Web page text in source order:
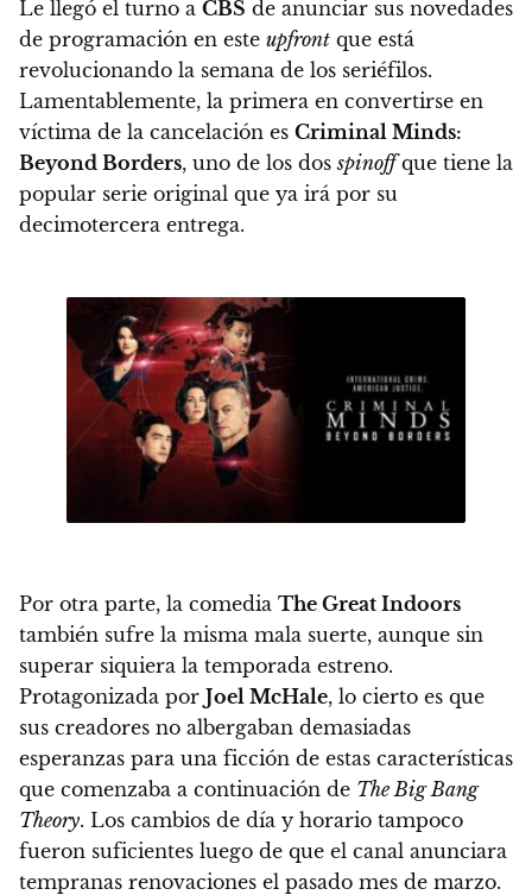
Le llegó el turno a CBS de anunciar sus novedades
de programación en este upfront que está
revolucionando la semana de los seriéfilos.
Lamentablemente, la primera en convertirse en
víctima de la cancelación es Criminal Minds:
Beyond Borders, uno de los dosspinoffque tiene la
popular serie original que ya irá por su
decimotercera entrega.
Por otra parte, la comedia The Great Indoors
también sufre la misma mala suerte, aunque sin
superar siquiera la temporada estreno.
Protagonizada por Joel McHale, lo cierto es que
sus creadores no albergaban demasiadas
esperanzas para una ficción de estas características
que comenzaba a continuación de The Big Bang
Theory. Los cambios de día y horario tampoco
fueron suficientes luego de que el canal anunciara
tempranas renovaciones el pasado mes de marzo.